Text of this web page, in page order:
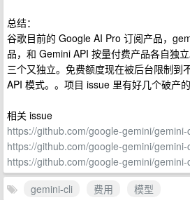
总结：
谷歌目前的 Google AI Pro 订阅产品，
品，和 Gemini API 按量付费产品各自独
三个又独立。免费额度现在被后台限制到
API 模式。。项目 issue 里有好几个破产
相关 issue
https://github.com/google-gemini/
https://github.com/google-gemini/
https://github.com/google-gemini/gemini-
gemini-cli
费用
模型